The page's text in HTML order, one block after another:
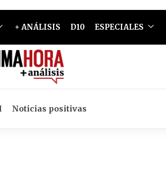
+ ANÁLISIS D10 ESPECIALES
Noticias positivas